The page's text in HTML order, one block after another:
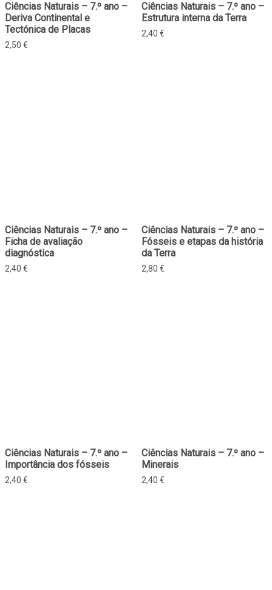
Ciências Naturais – 7.º ano –
Deriva Continental e
Tectónica de Placas
2,50 €
Ciências Naturais – 7.º ano –
Estrutura interna da Terra
2,40 €
Ciências Naturais – 7.º ano –
Ficha de avaliação
diagnóstica
2,40 €
Ciências Naturais – 7.º ano –
Fósseis e etapas da história
da Terra
2,80 €
Ciências Naturais – 7.º ano –
Importância dos fósseis
2,40 €
Ciências Naturais – 7.º ano –
Minerais
2,40 €